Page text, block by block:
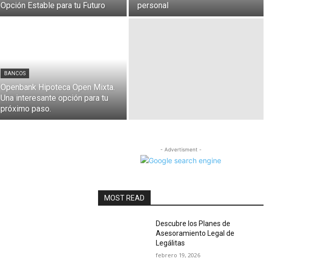
Opción Estable para tu Futuro
personal
BANCOS
Openbank Hipoteca Open Mixta.
Una interesante opción para tu
próximo paso.
- Advertisment -
MOST READ
Descubre los Planes de
Asesoramiento Legal de
Legálitas
febrero 19, 2026